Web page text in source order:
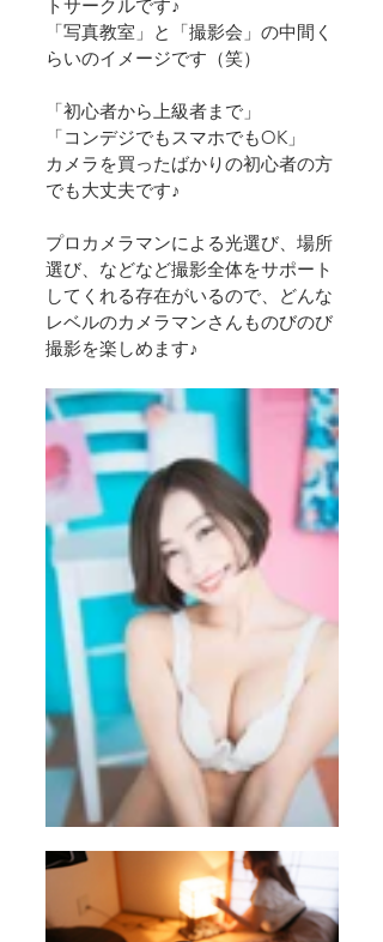
トサークルです♪
​「写真教室」と「撮影会」の中間く
らいのイメージです（笑）
「初心者から上級者まで」
「コンデジでもスマホでもOK」
カメラを買ったばかりの初心者の方
でも大丈夫です♪
プロカメラマンによる光選び、場所
選び、などなど撮影全体をサポート
してくれる存在がいるので、どんな
レベルのカメラマンさんものびのび
撮影を楽しめます♪